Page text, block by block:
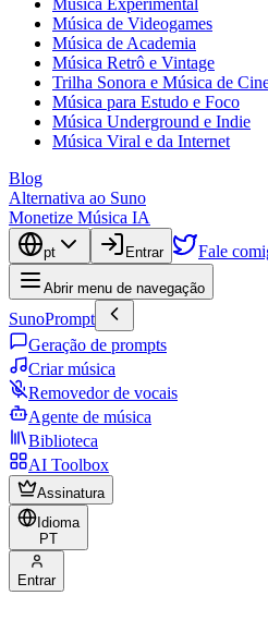
Música Experimental
Música de Videogames
Música de Academia
Música Retrô e Vintage
Trilha Sonora e Música de
Música para Estudo e Foco
Música Underground e Indie
Música Viral e da Internet
Blog
Alternativa ao Suno
Monetize Música IA
pt Entrar Fale
Abrir menu de navegação
SunoPrompt
Geração de prompts
Criar música
Removedor de vocais
Agente de música
Biblioteca
AI Toolbox
Assinatura
Idioma
PT
Entrar